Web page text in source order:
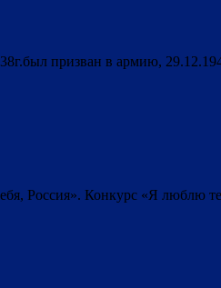
призван в армию,
Россия». Конкурс «Я люблю